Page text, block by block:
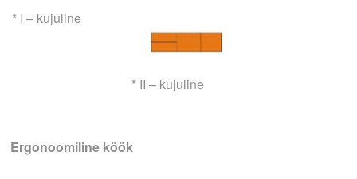
* I – kujuline
* II – kujuline
Ergonoomiline köök